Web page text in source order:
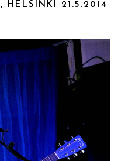
HELSINKI 21.5.2014